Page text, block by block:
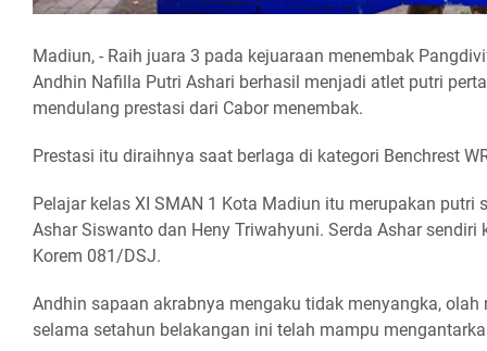
Madiun, - Raih juara 3 pada kejuaraan menembak
Andhin Nafilla Putri Ashari berhasil menjadi atlet putri
mendulang prestasi dari Cabor menembak.
Prestasi itu diraihnya saat berlaga di kategori Benchrest
Pelajar kelas XI SMAN 1 Kota Madiun itu merupakan putri
Ashar Siswanto dan Heny Triwahyuni. Serda Ashar sendiri
Korem 081/DSJ.
Andhin sapaan akrabnya mengaku tidak menyangka,
selama setahun belakangan ini telah mampu